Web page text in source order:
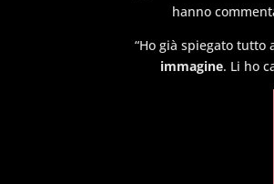
hanno
“Ho già spiegato tutto
immagine. Li ho